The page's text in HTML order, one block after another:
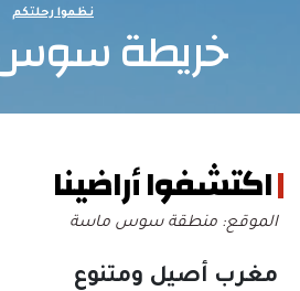
نظموا رحلتكمخريطة
اكتشفوا أراضينا
الموقع: منطقة سوس ماسة
مغرب أصيل ومتنوع